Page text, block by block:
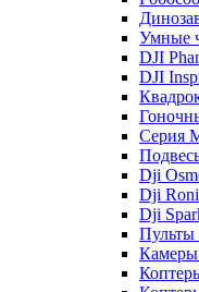
Умные
DJI
DJI
Серия
Dji
Dji
Dji
Пульты
Камеры